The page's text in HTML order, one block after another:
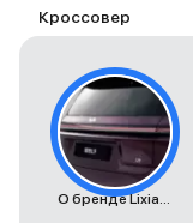
Кроссовер
О бренде Lixiang